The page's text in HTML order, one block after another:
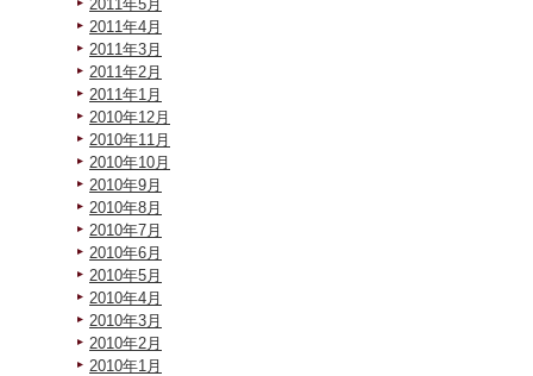
2011年5月
2011年4月
2011年3月
2011年2月
2011年1月
2010年12月
2010年11月
2010年10月
2010年9月
2010年8月
2010年7月
2010年6月
2010年5月
2010年4月
2010年3月
2010年2月
2010年1月